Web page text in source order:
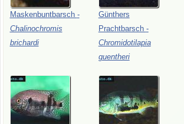
Maskenbuntbarsch -
Chalinochromis
brichardi
Günthers
Prachtbarsch -
Chromidotilapia
guentheri